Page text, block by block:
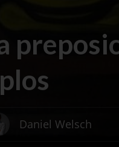
Daniel Welsch